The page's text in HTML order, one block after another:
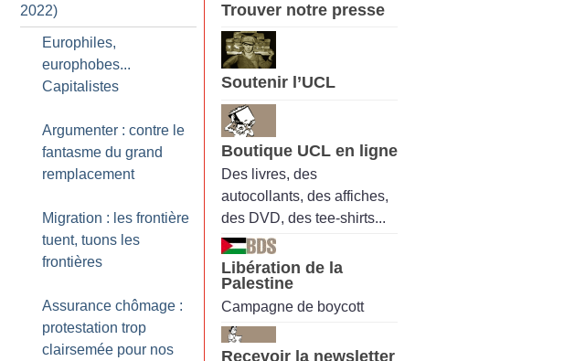
2022)
Europhiles,
europhobes...
Capitalistes
Argumenter : contre le
fantasme du grand
remplacement
Migration : les frontière
tuent, tuons les
frontières
Assurance chômage :
protestation trop
clairsemée pour nos
Trouver notre presse
Soutenir l’UCL
Boutique UCL en ligne
Des livres, des
autocollants, des affiches,
des DVD, des tee-shirts...
Libération de la
Palestine
Campagne de boycott
Recevoir la newsletter